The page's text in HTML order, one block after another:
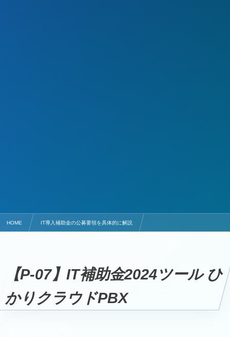
HOME IT導入補助金の公募要領を具体的に解説
【P-07】IT補助金2024ツール ひ
かりクラウドPBX